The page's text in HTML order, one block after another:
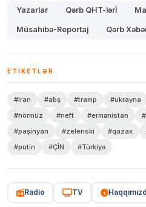
Yazarlar Qərb QHT-lərİ
Müsahibə-Reportaj Qərb
ETIKETLƏR
#iran #abş #tramp #ukrayna
#hörmüz
#neft #ermənistan
#paşinyan
#zelenski #qazax
#putin
#ÇİN #Türkiyə
Radio TV